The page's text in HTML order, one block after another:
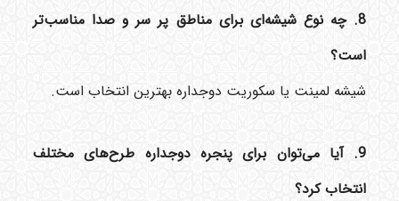
8. چه نوع شیشه‌ای برای مناطق پر سر و صدا مناسب‌تر
است؟
شیشه لمینت یا سکوریت دوجداره بهترین انتخاب است.
9. آیا می‌توان برای پنجره دوجداره طرح‌های مختلف
انتخاب کرد؟